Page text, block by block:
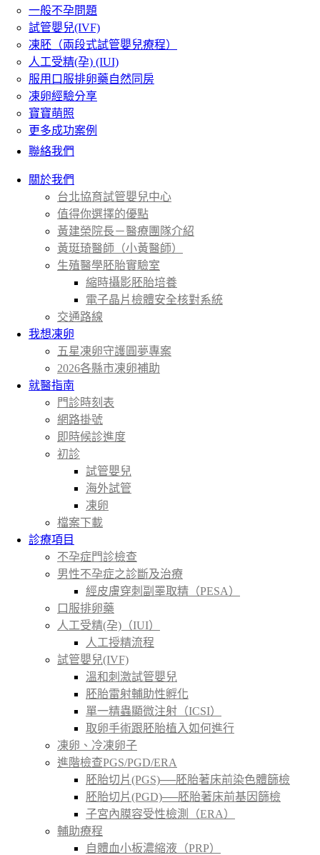
一般不孕問題
試管嬰兒(IVF)
凍胚（兩段式試管嬰兒療程）
人工受精(孕) (IUI)
服用口服排卵藥自然同房
凍卵經驗分享
寶寶萌照
更多成功案例
聯絡我們
關於我們
台北協育試管嬰兒中心
值得你選擇的優點
黃建榮院長－醫療團隊介紹
黃珽琦醫師（小黃醫師）
生殖醫學胚胎實驗室
縮時攝影胚胎培養
電子晶片檢體安全核對系統
交通路線
我想凍卵
五星凍卵守護圓夢專案
2026各縣市凍卵補助
就醫指南
門診時刻表
網路掛號
即時候診進度
初診
試管嬰兒
海外試管
凍卵
檔案下載
診療項目
不孕症門診檢查
男性不孕症之診斷及治療
經皮膚穿刺副睪取精（PESA）
口服排卵藥
人工受精(孕)（IUI）
人工授精流程
試管嬰兒(IVF)
溫和刺激試管嬰兒
胚胎雷射輔助性孵化
單一精蟲顯微注射（ICSI）
取卵手術跟胚胎植入如何進行
凍卵、冷凍卵子
進階檢查PGS/PGD/ERA
胚胎切片(PGS)──胚胎著床前染色體篩檢
胚胎切片(PGD)──胚胎著床前基因篩檢
子宮內膜容受性檢測（ERA）
輔助療程
自體血小板濃縮液（PRP）